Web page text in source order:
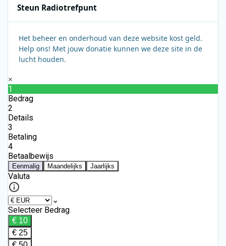
Steun Radiotrefpunt
Het beheer en onderhoud van deze website kost geld.
Help ons! Met jouw donatie kunnen we deze site in de
lucht houden.